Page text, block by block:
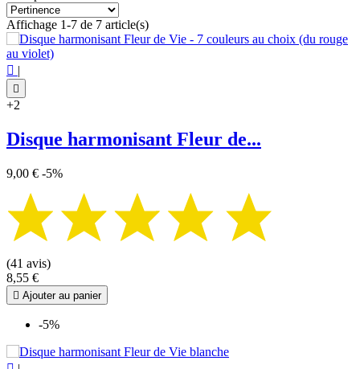
Affichage 1-7 de 7 article(s)
 |

+2
Disque harmonisant Fleur de...
9,00 € -5%
(41 avis)
8,55 €
 Ajouter au panier
-5%